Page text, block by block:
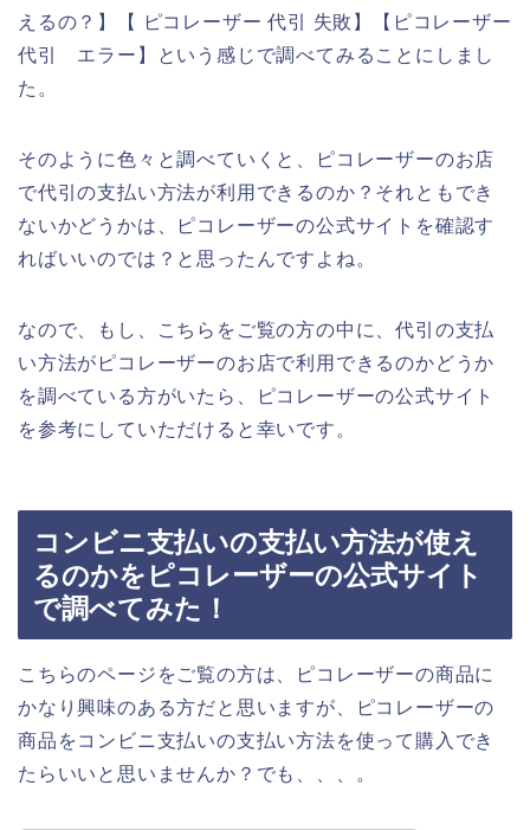
えるの？】【 ピコレーザー 代引 失敗】【ピコレーザー
代引 エラー】という感じで調べてみることにしまし
た。
そのように色々と調べていくと、ピコレーザーのお店
で代引の支払い方法が利用できるのか？それともでき
ないかどうかは、ピコレーザーの公式サイトを確認す
ればいいのでは？と思ったんですよね。
なので、もし、こちらをご覧の方の中に、代引の支払
い方法がピコレーザーのお店で利用できるのかどうか
を調べている方がいたら、ピコレーザーの公式サイト
を参考にしていただけると幸いです。
コンビニ支払いの支払い方法が使え
るのかをピコレーザーの公式サイト
で調べてみた！
こちらのページをご覧の方は、ピコレーザーの商品に
かなり興味のある方だと思いますが、ピコレーザーの
商品をコンビニ支払いの支払い方法を使って購入でき
たらいいと思いませんか？でも、、、。